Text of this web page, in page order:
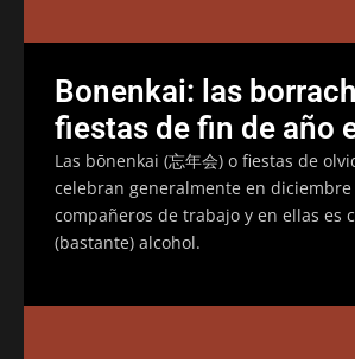
Bonenkai: las
fiestas de fin de año
Las bōnenkai (忘年会) o fiestas de
celebran generalmente en diciembre
compañeros de trabajo y en ellas es
(bastante) alcohol.